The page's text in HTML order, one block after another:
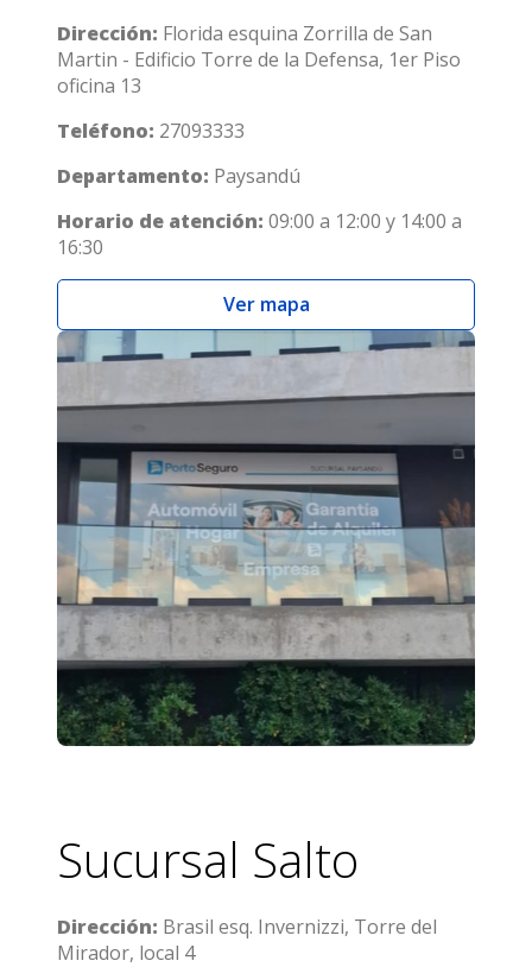
Dirección: Florida esquina Zorrilla de San
Martin - Edificio Torre de la Defensa, 1er Piso
oficina 13
Teléfono: 27093333
Departamento: Paysandú
Horario de atención: 09:00 a 12:00 y 14:00 a
16:30
Ver mapa
Sucursal Salto
Dirección: Brasil esq. Invernizzi, Torre del
Mirador, local 4